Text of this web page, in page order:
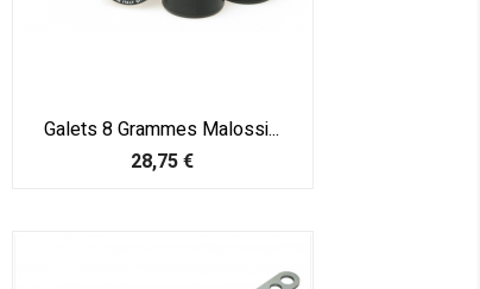
Galets 8 Grammes Malossi...
Prix
28,75 €